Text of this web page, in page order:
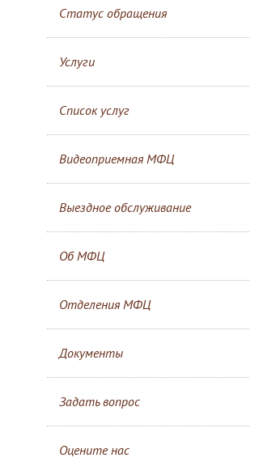
Статус обращения
Услуги
Список услуг
Видеоприемная МФЦ
Выездное обслуживание
Об МФЦ
Отделения МФЦ
Документы
Задать вопрос
Оцените нас